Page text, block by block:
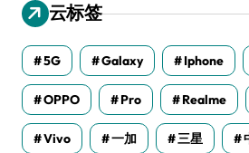
云标签
5G Galaxy Iphone
OPPO Pro Realme
Vivo 一加 三星